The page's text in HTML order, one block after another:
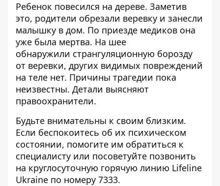
Ребенок повесился на дереве. Заметив
это, родители обрезали веревку и занесли
малышку в дом. По приезде медиков она
уже была мертва. На шее
обнаружили странгуляционную борозду
от веревки, других видимых повреждений
на теле нет. Причины трагедии пока
неизвестны. Детали выясняют
правоохранители.
Будьте внимательны к своим близким.
Если беспокоитесь об их психическом
состоянии, помогите им обратиться к
специалисту или посоветуйте позвонить
на круглосуточную горячую линию Lifeline
Ukraine по номеру 7333.